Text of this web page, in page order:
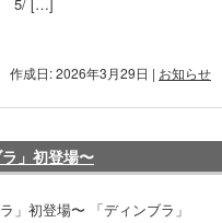
作成日: 2026年3月29日 | お知らせ
」初登場〜
」初登場〜 「ディンブラ」